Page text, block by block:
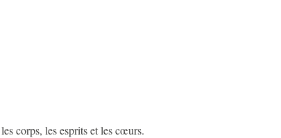
corps, les esprits et les cœurs.